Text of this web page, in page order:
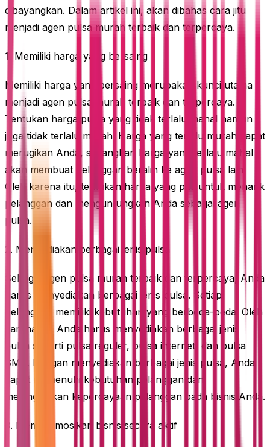
dibayangkan. Dalam artikel ini, akan dibahas cara jitu
menjadi agen pulsa murah terbaik dan terpercaya.
1. Memiliki harga yang bersaing
Memiliki harga yang bersaing merupakan kunci utama
menjadi agen pulsa murah terbaik dan terpercaya.
Tentukan harga pulsa yang tidak terlalu mahal namun
juga tidak terlalu murah. Harga yang terlalu murah dapat
merugikan Anda, sedangkan harga yang terlalu mahal
akan membuat pelanggan beralih ke agen pulsa lain.
Oleh karena itu, tentukan harga yang pas untuk menarik
pelanggan dan menguntungkan Anda sebagai agen
pulsa.
2. Menyediakan berbagai jenis pulsa
Sebagai agen pulsa murah terbaik dan terpercaya, Anda
harus menyediakan berbagai jenis pulsa. Setiap
pelanggan memiliki kebutuhan yang berbeda-beda. Oleh
karena itu, Anda harus menyediakan berbagai jenis
pulsa seperti pulsa reguler, pulsa internet, dan pulsa
SMS. Dengan menyediakan berbagai jenis pulsa, Anda
dapat memenuhi kebutuhan pelanggan dan
meningkatkan kepercayaan pelanggan pada bisnis Anda.
3. Mempromosikan bisnis secara aktif